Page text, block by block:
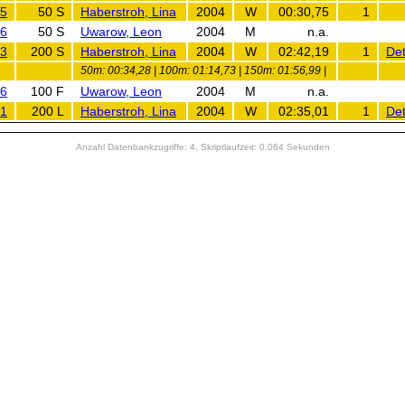
50 S Haberstroh, Lina 2004 W 00:30,75
1
50 S Uwarow, Leon 2004 M
n.a.
200 S Haberstroh, Lina 2004 W 02:42,19 1
50m: 00:34,28 | 100m: 01:14,73 | 150m: 01:56,99 |
100 F Uwarow, Leon 2004 M
n.a.
200 L Haberstroh, Lina 2004 W 02:35,01 1
Anzahl Datenbankzugriffe: 4, Skriptlaufzeit: 0.064 Sekunden